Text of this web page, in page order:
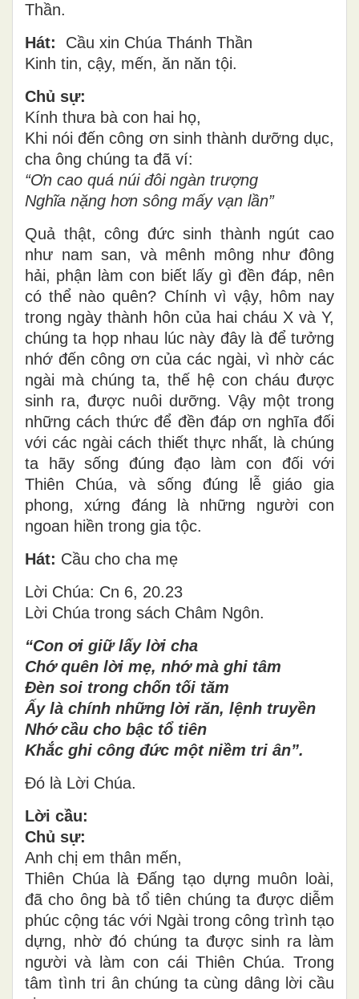
Thần.
Hát: Cầu xin Chúa Thánh Thần
Kinh tin, cậy, mến, ăn năn tội.
Chủ sự:
Kính thưa bà con hai họ,
Khi nói đến công ơn sinh thành dưỡng dục,
cha ông chúng ta đã ví:
“Ơn cao quá núi đôi ngàn trượng
Nghĩa nặng hơn sông mấy vạn lần”
Quả thật, công đức sinh thành ngút cao
như nam san, và mênh mông như đông
hải, phận làm con biết lấy gì đền đáp, nên
có thể nào quên? Chính vì vậy, hôm nay
trong ngày thành hôn của hai cháu X và Y,
chúng ta họp nhau lúc này đây là để tưởng
nhớ đến công ơn của các ngài, vì nhờ các
ngài mà chúng ta, thế hệ con cháu được
sinh ra, được nuôi dưỡng. Vậy một trong
những cách thức để đền đáp ơn nghĩa đối
với các ngài cách thiết thực nhất, là chúng
ta hãy sống đúng đạo làm con đối với
Thiên Chúa, và sống đúng lễ giáo gia
phong, xứng đáng là những người con
ngoan hiền trong gia tộc.
Hát: Cầu cho cha mẹ
Lời Chúa: Cn 6, 20.23
Lời Chúa trong sách Châm Ngôn.
“Con ơi giữ lấy lời cha
Chớ quên lời mẹ, nhớ mà ghi tâm
Đèn soi trong chốn tối tăm
Ấy là chính những lời răn, lệnh truyền
Nhớ cầu cho bậc tổ tiên
Khắc ghi công đức một niềm tri ân”.
Đó là Lời Chúa.
Lời cầu:
Chủ sự:
Anh chị em thân mến,
Thiên Chúa là Đấng tạo dựng muôn loài,
đã cho ông bà tổ tiên chúng ta được diễm
phúc cộng tác với Ngài trong công trình tạo
dựng, nhờ đó chúng ta được sinh ra làm
người và làm con cái Thiên Chúa. Trong
tâm tình tri ân chúng ta cùng dâng lời cầu